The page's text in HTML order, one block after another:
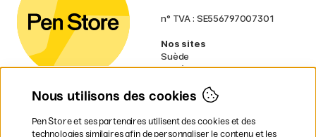
n° TVA : SE556797007301
Nos sites
Suède
Norvège
Finlande
Irlande
Pays-Bas
Nous utilisons des cookies
Pen Store et ses partenaires utilisent des cookies et des
technologies similaires afin de personnaliser le contenu et les